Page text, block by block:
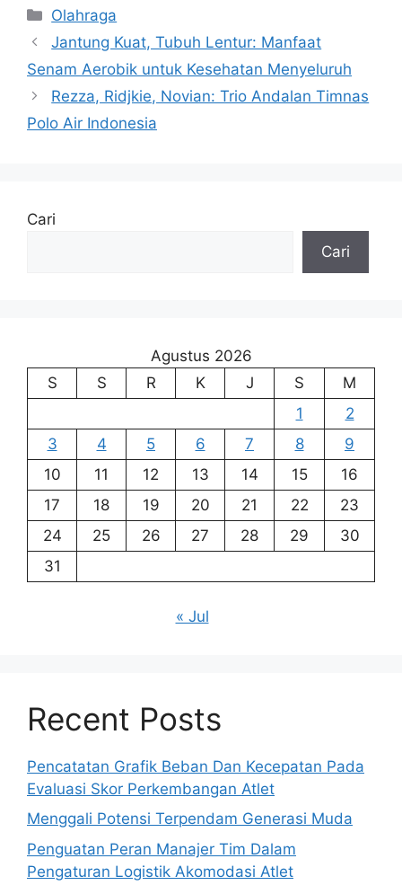
Kategori
Olahraga
Jantung Kuat, Tubuh Lentur: Manfaat
Senam Aerobik untuk Kesehatan Menyeluruh
Rezza, Ridjkie, Novian: Trio Andalan Timnas
Polo Air Indonesia
Cari
Cari
Agustus 2026
S
S R K J S
M
1
2
3
4 5 6 7 8
9
10
11 12 13 14 15
16
17
18 19 20 21 22
23
24
25 26 27 28 29
30
31
« Jul
Recent Posts
Pencatatan Grafik Beban Dan Kecepatan Pada
Evaluasi Skor Perkembangan Atlet
Menggali Potensi Terpendam Generasi Muda
Penguatan Peran Manajer Tim Dalam
Pengaturan Logistik Akomodasi Atlet